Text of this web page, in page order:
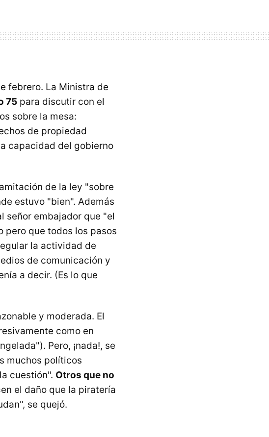
febrero. La Ministra de
75 para discutir con el
sobre la mesa:
de propiedad
capacidad del gobierno
de la ley "sobre
estuvo "bien". Además
señor embajador que "el
pero que todos los pasos
la actividad de
de comunicación y
a decir. (Es lo que
y moderada. El
como en
Pero, ¡nada!, se
muchos políticos
cuestión". Otros que no
el daño que la piratería
se quejó.